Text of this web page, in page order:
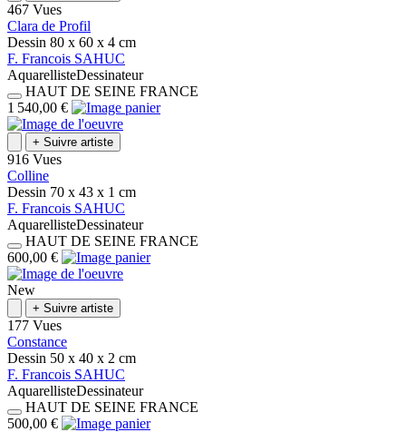
467 Vues
Clara de Profil
Dessin 80 x 60 x 4 cm
F. Francois SAHUC
AquarellisteDessinateur
HAUT DE SEINE FRANCE
1 540,00 €
+ Suivre artiste
916 Vues
Colline
Dessin 70 x 43 x 1 cm
F. Francois SAHUC
AquarellisteDessinateur
HAUT DE SEINE FRANCE
600,00 €
New
+ Suivre artiste
177 Vues
Constance
Dessin 50 x 40 x 2 cm
F. Francois SAHUC
AquarellisteDessinateur
HAUT DE SEINE FRANCE
500,00 €